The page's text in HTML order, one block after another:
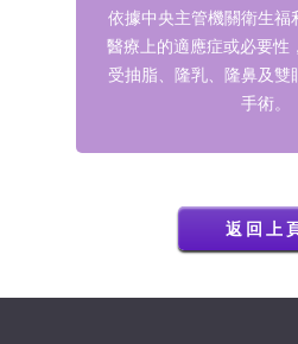
依據中央主管機關衛生福
醫療上的適應症或必要性
受抽脂、隆乳、隆鼻及雙
手術。
返回上